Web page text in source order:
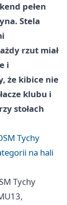
pełen
Stela
rzut miał
i
że kibice nie
klubu i
stołach
Tychy
na hali
Tychy